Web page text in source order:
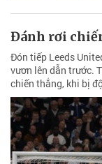
Đánh rơi
Đón tiếp Leeds
vươn lên dẫn trước.
chiến thắng, khi bị